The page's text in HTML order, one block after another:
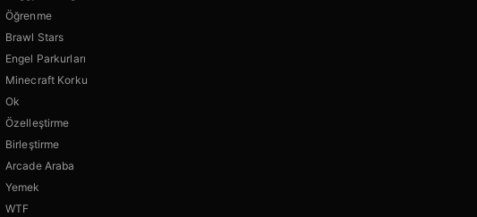
Öğrenme
Brawl Stars
Engel Parkurları
Minecraft Korku
Ok
Özelleştirme
Birleştirme
Arcade Araba
Yemek
WTF